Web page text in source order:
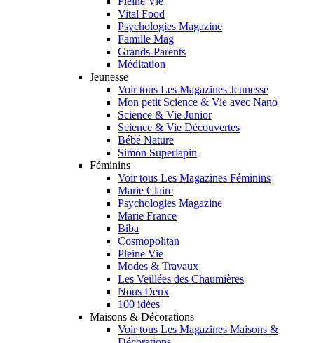
Vital Food
Psychologies Magazine
Famille Mag
Grands-Parents
Méditation
Jeunesse
Voir tous Les Magazines Jeunesse
Mon petit Science & Vie avec Nano
Science & Vie Junior
Science & Vie Découvertes
Bébé Nature
Simon Superlapin
Féminins
Voir tous Les Magazines Féminins
Marie Claire
Psychologies Magazine
Marie France
Biba
Cosmopolitan
Pleine Vie
Modes & Travaux
Les Veillées des Chaumières
Nous Deux
100 idées
Maisons & Décorations
Voir tous Les Magazines Maisons &